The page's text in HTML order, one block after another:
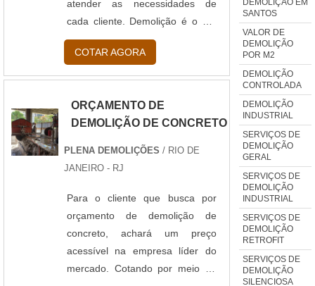
atender as necessidades de
cada cliente. Demolição é o ato
de se destruir de forma
deliberada alguma construção a
fim de dar outro destino ao
demolição, para ser realizada,
deve seguir normas técnicas e
de segurança a fim de evita...
COTAR AGORA
ORÇAMENTO DE
DEMOLIÇÃO DE CONCRETO
PLENA DEMOLIÇÕES / RIO DE
JANEIRO - RJ
Para o cliente que busca por
orçamento de demolição de
concreto, achará um preço
acessível na empresa líder do
mercado. Cotando por meio do
SANTOS
VALOR DE
DEMOLIÇÃO
POR M2
DEMOLIÇÃO
CONTROLADA
DEMOLIÇÃO
INDUSTRIAL
SERVIÇOS DE
DEMOLIÇÃO
GERAL
SERVIÇOS DE
DEMOLIÇÃO
INDUSTRIAL
SERVIÇOS DE
DEMOLIÇÃO
RETROFIT
SERVIÇOS DE
DEMOLIÇÃO
SILENCIOSA